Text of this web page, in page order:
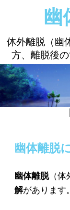
体外離脱（幽
方、離脱後
幽体離脱
幽体離脱（体
解があります。